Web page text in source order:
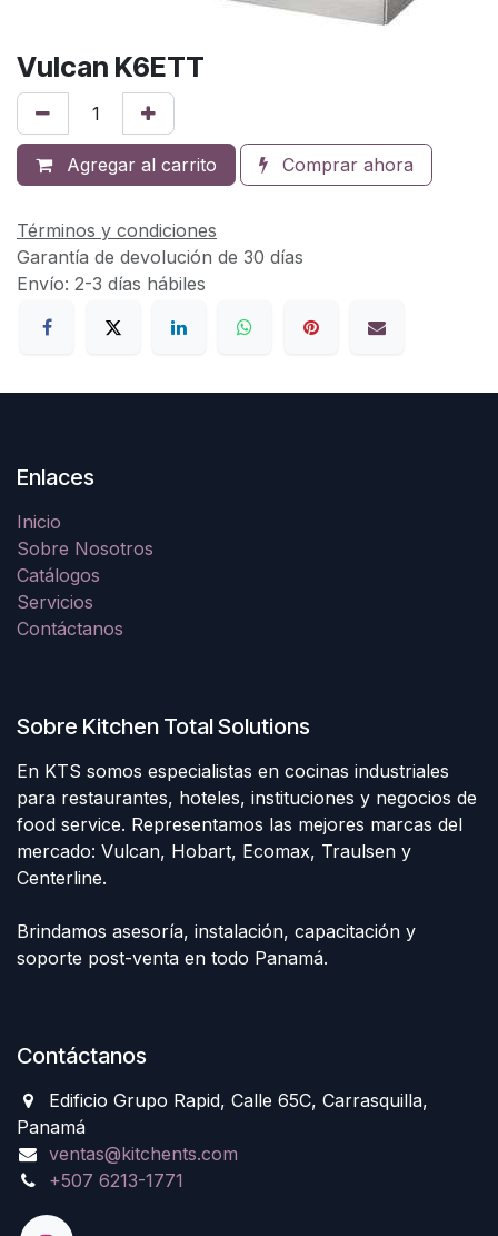
Vulcan K6ETT
Agregar al carrito Comprar ahora
Términos y condiciones
Garantía de devolución de 30 días
Envío: 2-3 días hábiles
Enlaces
Inicio
Sobre Nosotros
Catálogos
Servicios
Contáctanos
Sobre Kitchen Total Solutions
En KTS somos especialistas en cocinas industriales
para restaurantes, hoteles, instituciones y negocios de
food service. Representamos las mejores marcas del
mercado: Vulcan, Hobart, Ecomax, Traulsen y
Centerline.
Brindamos asesoría, instalación, capacitación y
soporte post-venta en todo Panamá.
Contáctanos
Edificio Grupo Rapid, Calle 65C, Carrasquilla,
Panamá
ventas@kitchents.com
+507 6213-1771